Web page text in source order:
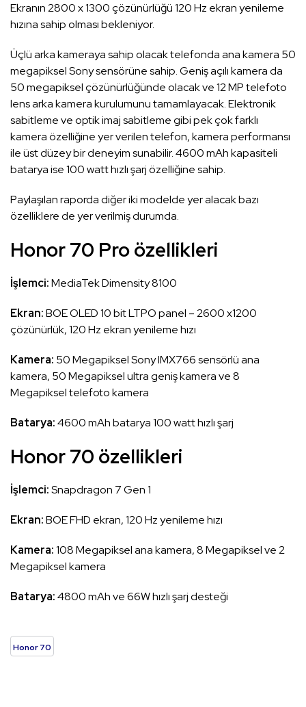
Ekranın 2800 x 1300 çözünürlüğü 120 Hz ekran yenileme
hızına sahip olması bekleniyor.
Üçlü arka kameraya sahip olacak telefonda ana kamera 50
megapiksel Sony sensörüne sahip. Geniş açılı kamera da
50 megapiksel çözünürlüğünde olacak ve 12 MP telefoto
lens arka kamera kurulumunu tamamlayacak. Elektronik
sabitleme ve optik imaj sabitleme gibi pek çok farklı
kamera özelliğine yer verilen telefon, kamera performansı
ile üst düzey bir deneyim sunabilir. 4600 mAh kapasiteli
batarya ise 100 watt hızlı şarj özelliğine sahip.
Paylaşılan raporda diğer iki modelde yer alacak bazı
özelliklere de yer verilmiş durumda.
Honor 70 Pro özellikleri
İşlemci:MediaTek Dimensity 8100
Ekran:BOE OLED 10 bit LTPO panel – 2600 x1200
çözünürlük, 120 Hz ekran yenileme hızı
Kamera: 50 Megapiksel Sony IMX766 sensörlü ana
kamera, 50 Megapiksel ultra geniş kamera ve 8
Megapiksel telefoto kamera
Batarya:4600 mAh batarya 100 watt hızlı şarj
Honor 70 özellikleri
İşlemci:Snapdragon 7 Gen 1
Ekran:BOE FHD ekran, 120 Hz yenileme hızı
Kamera:108 Megapiksel ana kamera, 8 Megapiksel ve 2
Megapiksel kamera
Batarya:4800 mAh ve 66W hızlı şarj desteği
Honor 70